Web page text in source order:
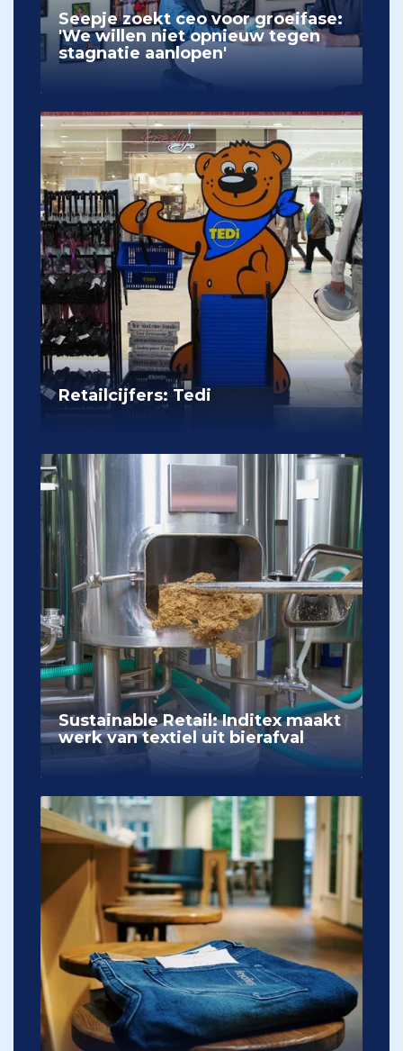
Seepje zoekt ceo voor groeifase:
'We willen niet opnieuw tegen
stagnatie aanlopen'
Retailcijfers: Tedi
Sustainable Retail: Inditex maakt
werk van textiel uit bierafval